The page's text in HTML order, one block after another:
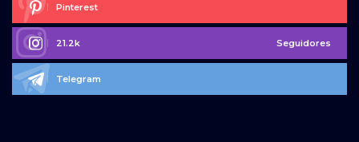
Pinterest
21.2k Seguidores
Telegram